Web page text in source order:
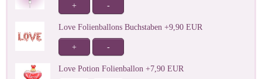
+ -
Love Folienballons Buchstaben +9,90 EUR
+ -
Love Potion Folienballon +7,90 EUR